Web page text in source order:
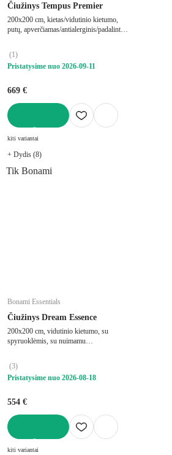
Čiužinys Tempus Premier
200x200 cm, kietas/vidutinio kietumo,
putų, apverčiamas/antialerginis/padalintas
galia 160 kg
(1)
Pristatysime nuo 2026‑09‑11
669 €
kiti variantai
+ Dydis (8)
Tik Bonami
Bonami Essentials
Čiužinys Dream Essence
200x200 cm, vidutinio kietumo, su
spyruoklėmis, su nuimamu
storis 21 cm, keliamoji galia 120 kg
(3)
Pristatysime nuo 2026‑08‑18
554 €
kiti variantai